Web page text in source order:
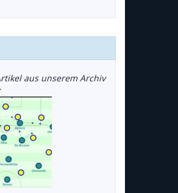
aus unserem Archiv